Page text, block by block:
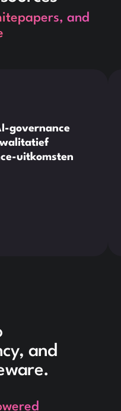
and
governance
uitkomsten
and